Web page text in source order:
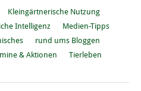
Kleingärtnerische Nutzung
Intelligenz
Medien-Tipps
rund ums Bloggen
& Aktionen Tierleben